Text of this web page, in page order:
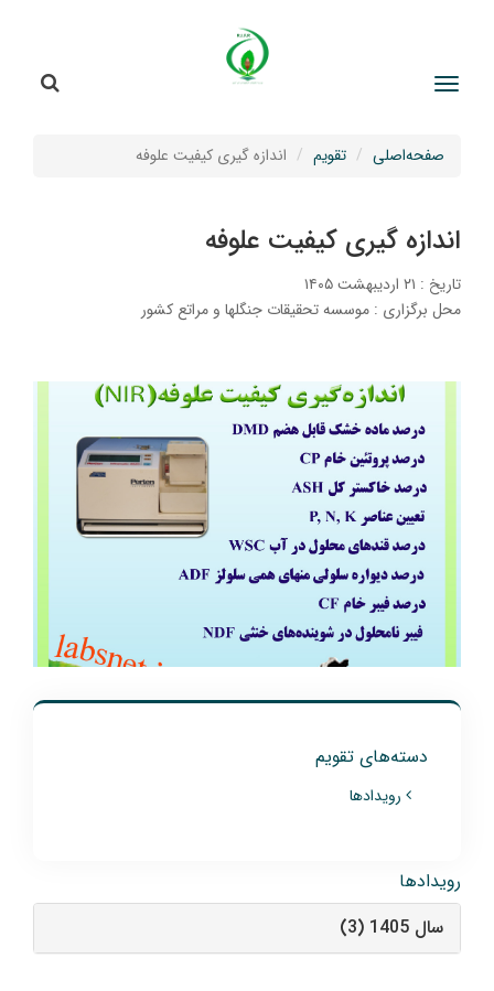
صفحه‌اصلی تقویم اندازه گیری کیفیت علوفه
اندازه گیری کیفیت علوفه
تاریخ : ۲۱ اردیبهشت ۱۴۰۵
محل برگزاری : موسسه تحقیقات جنگلها و مراتع کشور
دسته‌های تقویم
رویدادها
رویدادها
سال 1405 (3)